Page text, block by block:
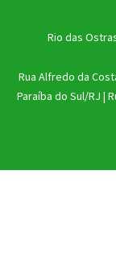
Rio das
Rua Alfredo da
Paraíba do Sul/RJ |